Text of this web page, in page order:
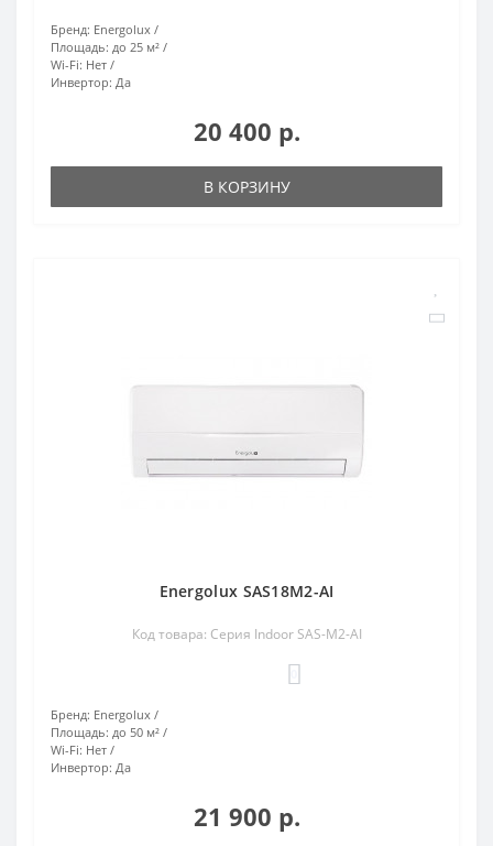
Бренд: Energolux
Площадь: до 25 м²
Wi-Fi: Нет
Инвертор: Да
20 400 р.
В КОРЗИНУ
Energolux SAS18M2-AI
Код товара: Серия Indoor SAS-M2-AI
Бренд: Energolux
Площадь: до 50 м²
Wi-Fi: Нет
Инвертор: Да
21 900 р.